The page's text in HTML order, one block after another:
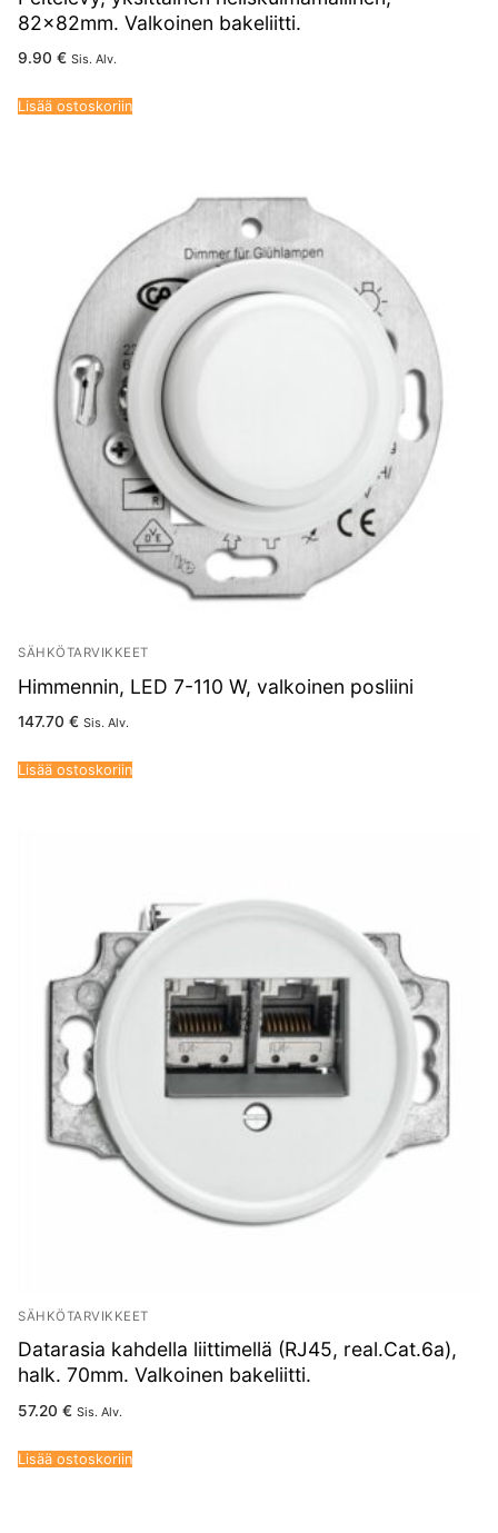
82x82mm. Valkoinen bakeliitti.
9.90 € Sis. Alv.
Lisää ostoskoriin
SÄHKÖTARVIKKEET
Himmennin, LED 7-110 W, valkoinen posliini
147.70 € Sis. Alv.
Lisää ostoskoriin
SÄHKÖTARVIKKEET
Datarasia kahdella liittimellä (RJ45, real.Cat.6a),
halk. 70mm. Valkoinen bakeliitti.
57.20 € Sis. Alv.
Lisää ostoskoriin